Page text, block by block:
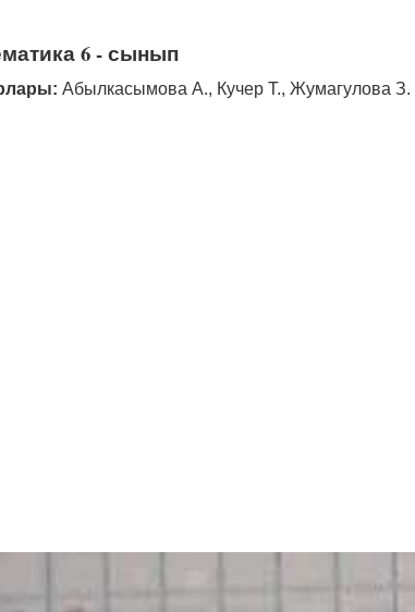
6 - сынып
Абылкасымова А., Кучер Т., Жумагулова З.